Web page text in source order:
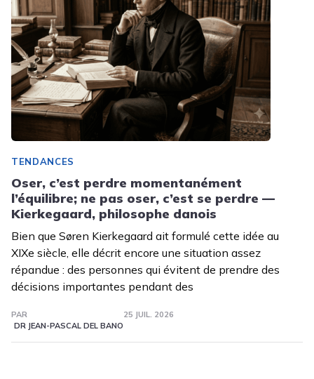
TENDANCES
Oser, c’est perdre momentanément
l’équilibre; ne pas oser, c’est se perdre —
Kierkegaard, philosophe danois
Bien que Søren Kierkegaard ait formulé cette idée au
XIXe siècle, elle décrit encore une situation assez
répandue : des personnes qui évitent de prendre des
décisions importantes pendant des
PAR
DR JEAN-PASCAL DEL BANO
25 JUIL. 2026